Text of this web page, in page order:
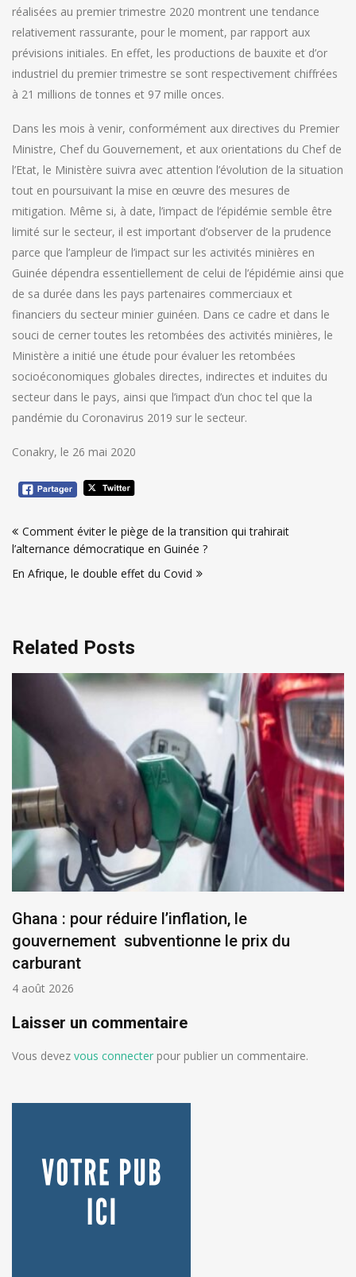
réalisées au premier trimestre 2020 montrent une tendance
relativement rassurante, pour le moment, par rapport aux
prévisions initiales. En effet, les productions de bauxite et d’or
industriel du premier trimestre se sont respectivement chiffrées
à 21 millions de tonnes et 97 mille onces.
Dans les mois à venir, conformément aux directives du Premier
Ministre, Chef du Gouvernement, et aux orientations du Chef de
l’Etat, le Ministère suivra avec attention l’évolution de la situation
tout en poursuivant la mise en œuvre des mesures de
mitigation. Même si, à date, l’impact de l’épidémie semble être
limité sur le secteur, il est important d’observer de la prudence
parce que l’ampleur de l’impact sur les activités minières en
Guinée dépendra essentiellement de celui de l’épidémie ainsi que
de sa durée dans les pays partenaires commerciaux et
financiers du secteur minier guinéen. Dans ce cadre et dans le
souci de cerner toutes les retombées des activités minières, le
Ministère a initié une étude pour évaluer les retombées
socioéconomiques globales directes, indirectes et induites du
secteur dans le pays, ainsi que l’impact d’un choc tel que la
pandémie du Coronavirus 2019 sur le secteur.
Conakry, le 26 mai 2020
de
l’article
Comment éviter le piège de la transition qui trahirait
l’alternance démocratique en Guinée ?
En Afrique, le double effet du Covid
Related Posts
le
le prix du
Visas américains:
africains devront
Laisser un commentaire
Vous devez vous connecter pour publier un commentaire.